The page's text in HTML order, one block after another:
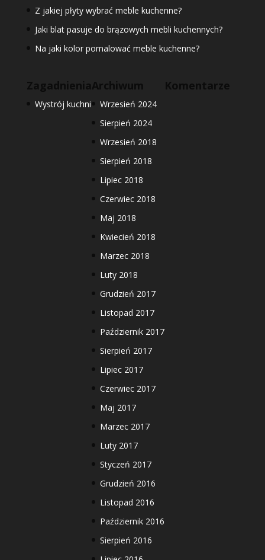
Z jakiej płyty wybrać meble kuchenne?
Jaki blat pasuje do brązowych mebli kuchennych?
Na jaki kolor pomalować meble kuchenne?
Zagadnienia
Wystrój kuchni
Archiwum
Wrzesień 2024
Sierpień 2024
Wrzesień 2018
Sierpień 2018
Lipiec 2018
Czerwiec 2018
Maj 2018
Kwiecień 2018
Marzec 2018
Luty 2018
Grudzień 2017
Listopad 2017
Październik 2017
Sierpień 2017
Lipiec 2017
Czerwiec 2017
Maj 2017
Marzec 2017
Luty 2017
Styczeń 2017
Grudzień 2016
Listopad 2016
Październik 2016
Sierpień 2016
Komentarze